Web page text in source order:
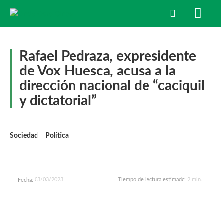
Rafael Pedraza, expresidente
de Vox Huesca, acusa a la
dirección nacional de “caciquil
y dictatorial”
Sociedad Política
Fecha: 03/03/2023 Tiempo de lectura estimado: 2 min.